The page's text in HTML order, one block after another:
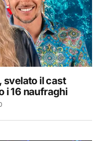
svelato il cast
i 16 naufraghi